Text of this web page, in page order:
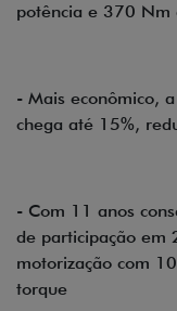
potência e 370 Nm
- Mais econômico,
chega até 15%,
- Com 11 anos
de participação em
motorização com
torque